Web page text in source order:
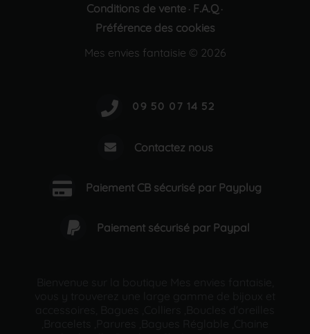
Conditions de vente · F.A.Q ·
Préférence des cookies
Mes envies fantaisie © 2026
Contactez nous
Paiement CB sécurisé par Payplug
Paiement sécurisé par Paypal